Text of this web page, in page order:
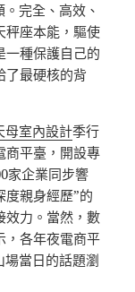
完全、高效、
秤座本能，驅使
一種保護自己的
了最硬核的背
母室內設計季行
商平臺，開設專
家企業同步響
度親身經歷”的
效力。當然，數
，各年夜電商平
場當日的話題瀏